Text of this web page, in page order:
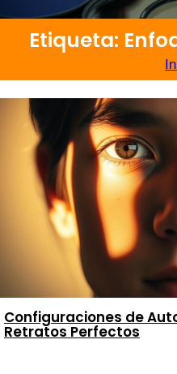
Etiqueta:
Configuraciones de
Retratos Perfectos